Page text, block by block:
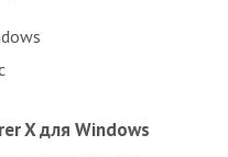
X для Windows